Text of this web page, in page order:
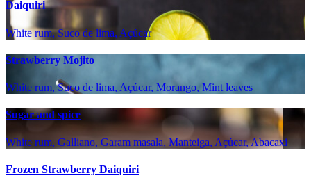
Daiquiri
White rum, Suco de lima, Açúcar
Strawberry Mojito
White rum, Suco de lima, Açúcar, Morango, Mint leaves
Sugar and spice
White rum, Galliano, Garam masala, Manteiga, Açúcar, Abacaxi
Frozen Strawberry Daiquiri